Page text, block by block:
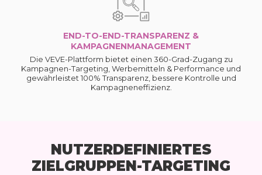
END-TO-END-TRANSPARENZ &
KAMPAGNENMANAGEMENT
Die VEVE-Plattform bietet einen 360-Grad-Zugang zu
Kampagnen-Targeting, Werbemitteln & Performance und
gewährleistet 100% Transparenz, bessere Kontrolle und
Kampagneneffizienz.
NUTZERDEFINIERTES
ZIELGRUPPEN-TARGETING